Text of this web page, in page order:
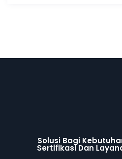
Solusi Bagi
Sertifikasi Dan